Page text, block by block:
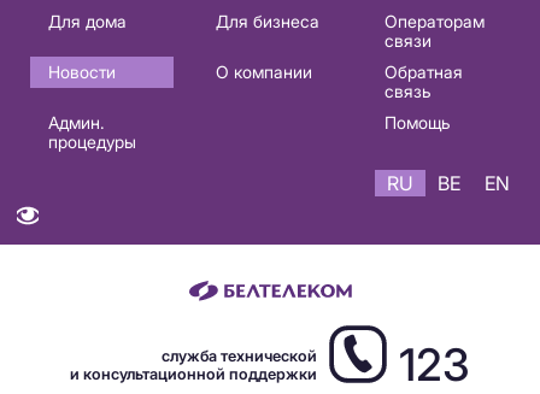
Основная
навигация
RU
Для дома Для бизнеса
Операторам
связи
Новости
О компании
Обратная
связь
Админ.
процедуры
Помощь
RU BE EN
служба технической
и консультационной поддержки
123